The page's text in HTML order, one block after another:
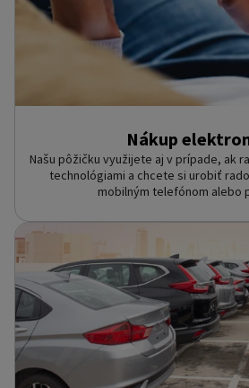
Nákup
Našu pôžičku využijete aj v prípade, ak
technológiami a chcete si urobiť
mobilným telefónom alebo